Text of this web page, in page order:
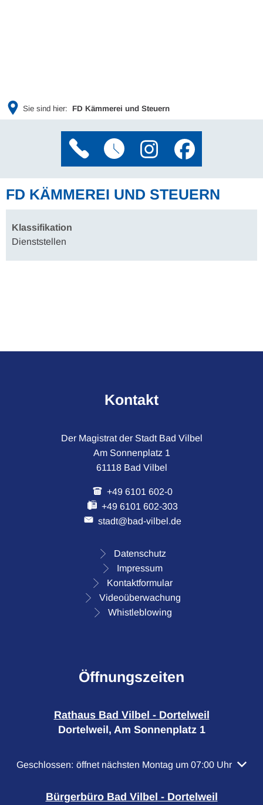
Sie sind hier: FD Kämmerei und Steuern
FD KÄMMEREI UND STEUERN
Klassifikation
Dienststellen
Kontakt
Der Magistrat der Stadt Bad Vilbel
Am Sonnenplatz 1
61118 Bad Vilbel
+49 6101 602-0
+49 6101 602-303
stadt@bad-vilbel.de
Datenschutz
Impressum
Kontaktformular
Videoüberwachung
Whistleblowing
Öffnungszeiten
Rathaus Bad Vilbel - Dortelweil
Dortelweil, Am Sonnenplatz 1
Klicken, um weitere Öffnungs- oder Schließzeiten
Geschlossen: öffnet nächsten Montag um 07:00 Uhr
Bürgerbüro Bad Vilbel - Dortelweil